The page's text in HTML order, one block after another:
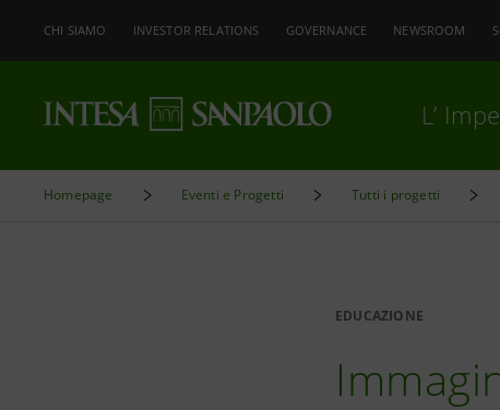
CHI SIAMO INVESTOR RELATIONS GOVERNANCE NEWSROOM
L’
Homepage Eventi e Progetti Tutti i progetti
EDUCAZIONE